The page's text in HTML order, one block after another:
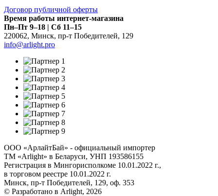
Договор публичной оферты
Время работы интернет-магазина
Пн–Пт 9–18 | Сб 11–15
220062, Минск, пр-т Победителей, 129
info@arlight.pro
ООО «АрлайтБай» - официальный импортер
ТМ «Arlight» в Беларуси, УНП 193586155
Регистрация в Мингорисполкоме 10.01.2022 г.,
в торговом реестре 10.01.2022 г.
Минск, пр-т Победителей, 129, оф. 353
© Разработано в Arlight, 2026